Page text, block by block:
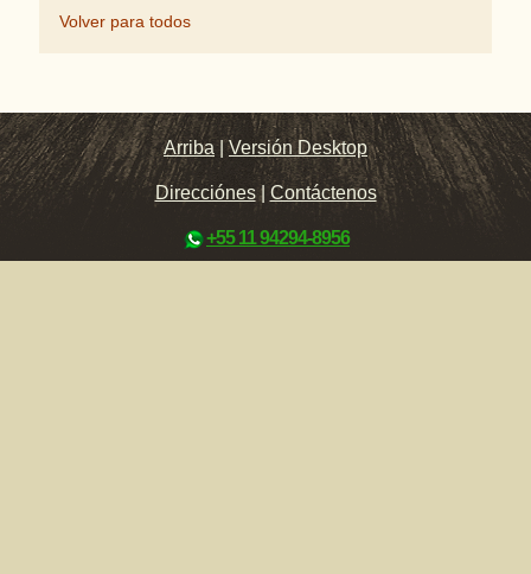
Volver para todos
Arriba |Versión Desktop
Direcciónes| Contáctenos
+55 11 94294-8956